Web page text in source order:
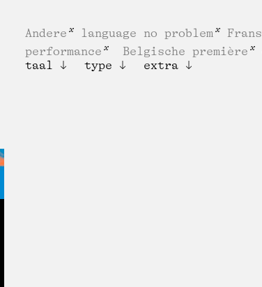
Andere language no problem Frans
performance
Belgische première
taal
type extra